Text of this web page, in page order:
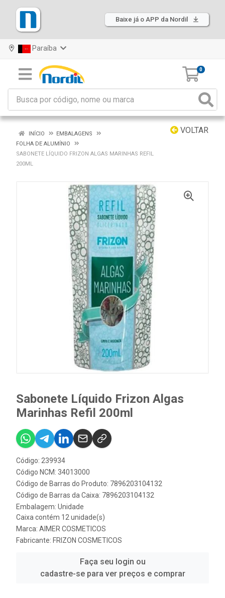
Baixe já o APP da Nordil
Paraíba
0
VOLTAR
INÍCIO
EMBALAGENS
FOLHA DE ALUMÍNIO
SABONETE LÍQUIDO FRIZON ALGAS MARINHAS REFIL
200ML
Sabonete Líquido Frizon Algas
Marinhas Refil 200ml
Código: 239934
Código NCM: 34013000
Código de Barras do Produto: 7896203104132
Código de Barras da Caixa: 7896203104132
Embalagem: Unidade
Caixa contém 12 unidade(s)
Marca: AIMER COSMETICOS
Fabricante: FRIZON COSMETICOS
Faça seu login ou
cadastre-se para ver preços e comprar